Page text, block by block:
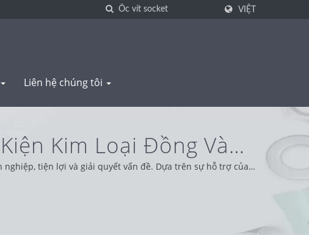
VIỆT
Liên hệ chúng tôi
Kim Loại Đồng Và
nghiệp, tiện lợi và giải quyết vấn đề. Dựa trên sự hỗ trợ của
cậy, cung cấp dịch vụ và sản phẩm tốt nhất.